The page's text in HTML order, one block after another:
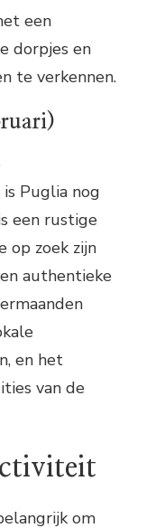
een
dorpjes en
te verkennen.
Puglia nog
een rustige
op zoek zijn
authentieke
en het
van de
om